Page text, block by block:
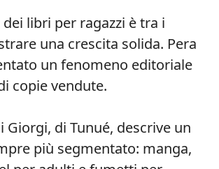
libri per ragazzi è tra i
una crescita solida. Pera
un fenomeno editoriale
copie vendute.
Giorgi, di Tunué, descrive un
più segmentato: manga,